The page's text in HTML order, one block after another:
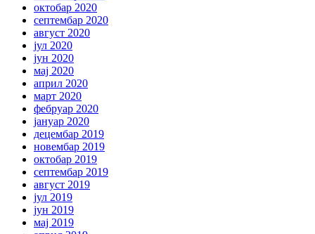
октобар 2020
септембар 2020
август 2020
јул 2020
јун 2020
мај 2020
април 2020
март 2020
фебруар 2020
јануар 2020
децембар 2019
новембар 2019
октобар 2019
септембар 2019
август 2019
јул 2019
јун 2019
мај 2019